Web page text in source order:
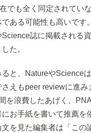
でも全く同定されてい
ある可能性も高いです
誌に掲載される
た。
ると、NatureやScience
えもpeer reviewに進み
を浪費したあげく、
お手紙を書いて推薦を
を見た編集者は「この